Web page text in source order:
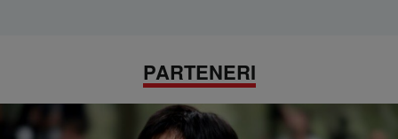
PARTENERI